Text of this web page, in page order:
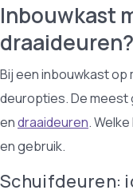
Inbouwkast
draaideuren?
Bij een inbouwkast op
deuropties. De meest
endraaideuren.
en gebruik.
Schuifdeuren: